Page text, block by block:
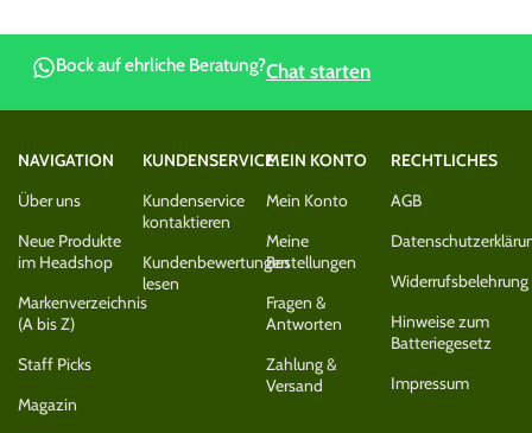
Bock auf ehrliche Beratung?Chat starten
NAVIGATION
Über uns
Neue Produkte
im Headshop
Markenverzeichnis
(A bis Z)
Staff Picks
Magazin
KUNDENSERVICE
Kundenservice
kontaktieren
Kundenbewertungen
lesen
MEIN KONTO
Mein Konto
Meine
Bestellungen
Fragen &
Antworten
Zahlung &
Versand
RECHTLICHES
AGB
Widerrufsbelehrung
Hinweise zum
Batteriegesetz
Impressum